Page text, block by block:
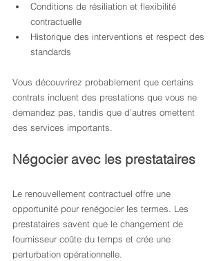
Conditions de résiliation et flexibilité
contractuelle
Historique des interventions et respect des
standards
Vous découvrirez probablement que certains
contrats incluent des prestations que vous ne
demandez pas, tandis que d’autres omettent
des services importants.
Négocier avec les prestataires
Le renouvellement contractuel offre une
opportunité pour renégocier les termes. Les
prestataires savent que le changement de
fournisseur coûte du temps et crée une
perturbation opérationnelle.